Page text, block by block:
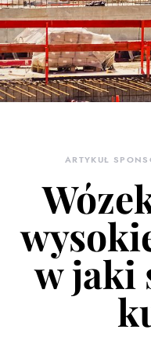
ARTYKUŁ
w jaki